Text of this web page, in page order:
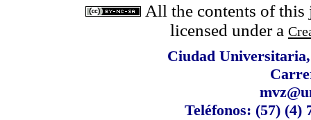
All the contents of this
licensed under a
Ciudad
Teléfonos: (57) (4)